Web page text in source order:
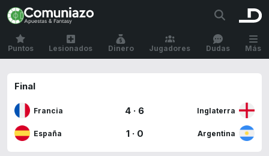
Puntos Lesionados Dinero Jugadores Dudas Más
Final
Francia 4 · 6 Inglaterra
España 1 · 0 Argentina